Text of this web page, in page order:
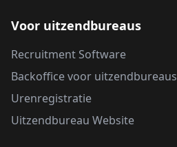
Voor uitzendbureaus
Recruitment Software
Backoffice voor uitzendbureaus
Urenregistratie
Uitzendbureau Website